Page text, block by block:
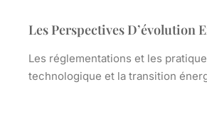
Les Perspectives
Les réglementations et les
technologique et la transition